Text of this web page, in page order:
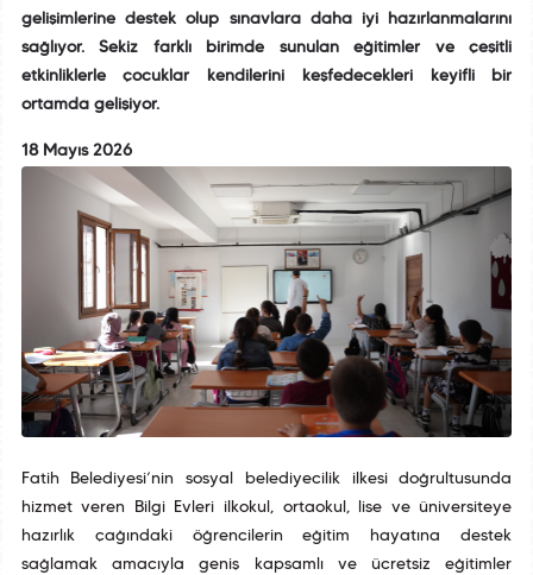
gelişimlerine destek olup sınavlara daha iyi hazırlanmalarını
sağlıyor. Sekiz farklı birimde sunulan eğitimler ve çeşitli
etkinliklerle çocuklar kendilerini keşfedecekleri keyifli bir
ortamda gelişiyor.
18 Mayıs 2026
Fatih Belediyesi’nin sosyal belediyecilik ilkesi doğrultusunda
hizmet veren Bilgi Evleri ilkokul, ortaokul, lise ve üniversiteye
hazırlık çağındaki öğrencilerin eğitim hayatına destek
sağlamak amacıyla geniş kapsamlı ve ücretsiz eğitimler